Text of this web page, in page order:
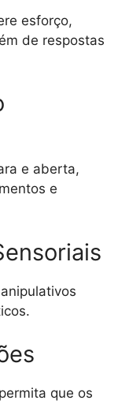
esforço,
de respostas
e aberta,
e
que os